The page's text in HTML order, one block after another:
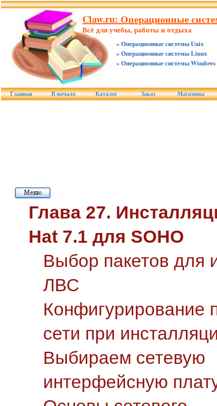
Claw.ru: Операционные
Всё для учебы, работы и отдыха
» Операционные системы Unix
» Операционные системы Linux
» Операционные системы Windows
Главная В начало Каталог Заказ Магазины
Глава 27.
Hat 7.1 для SOHO
Выбор пакетов для
ЛВС
Конфигурирование
сети при
Выбираем сетевую
интерфейсную